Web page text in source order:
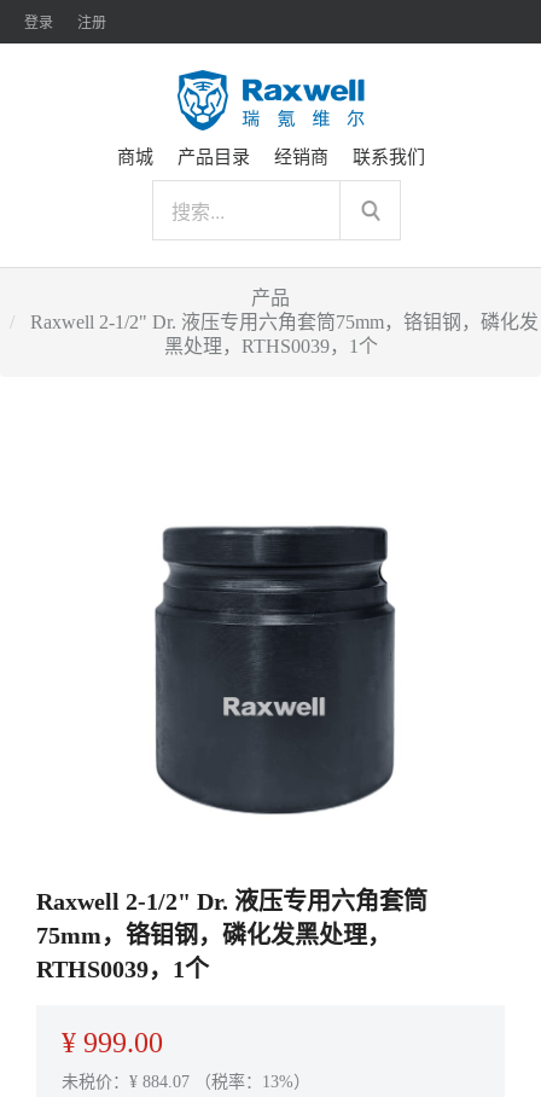
登录 注册
商城 产品目录 经销商 联系我们
产品
Raxwell 2-1/2" Dr. 液压专用六角套筒75mm，铬钼钢，磷化发
黑处理，RTHS0039，1个
Raxwell 2-1/2" Dr. 液压专用六角套筒
75mm，铬钼钢，磷化发黑处理，
RTHS0039，1个
¥ 999.00
未税价：¥ 884.07 （税率：13%）